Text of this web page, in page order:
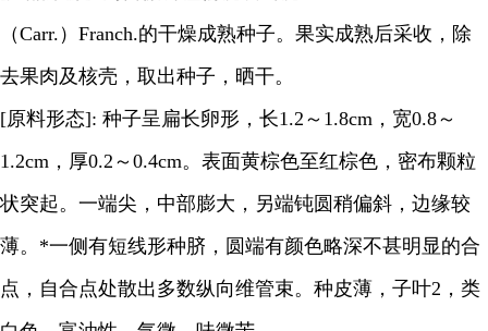
（Carr.）Franch.的干燥成熟种子。果实成熟后采收，除
去果肉及核壳，取出种子，晒干。
[原料形态]: 种子呈扁长卵形，长1.2～1.8cm，宽0.8～
1.2cm，厚0.2～0.4cm。表面黄棕色至红棕色，密布颗粒
状突起。一端尖，中部膨大，另端钝圆稍偏斜，边缘较
薄。*一侧有短线形种脐，圆端有颜色略深不甚明显的合
点，自合点处散出多数纵向维管束。种皮薄，子叶2，类